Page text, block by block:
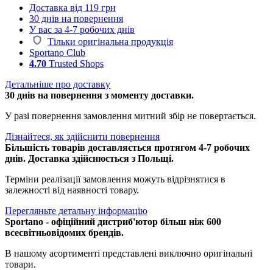
Доставка від 119 грн
30 днів на повернення
У вас за 4-7 робочих днів
Тільки оригінальна продукція
Sportano Club
4.70 Trusted Shops
Детальніше про доставку
30 днів на повернення з моменту доставки.
У разі повернення замовлення митний збір не повертається.
Дізнайтеся, як здійснити повернення
Більшість товарів доставляється протягом 4-7 робочих
днів. Доставка здійснюється з Польщі.
Терміни реалізації замовлення можуть відрізнятися в
залежності від наявності товару.
Перегляньте детальну інформацію
Sportano - офіційний дистриб'ютор більш ніж 600
всесвітньовідомих брендів.
В нашому асортименті представлені виключно оригінальні
товари.